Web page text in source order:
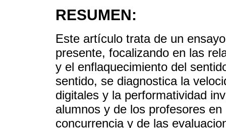
RESUMEN:
Este artículo trata de un
presente, focalizando en las
y el enflaquecimiento del
sentido, se diagnostica la
digitales y la performatividad
alumnos y de los profesores
concurrencia y de las